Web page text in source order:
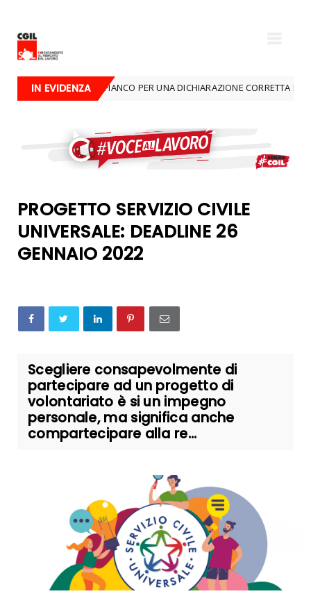
IN EVIDENZA
È AL TUO FIANCO PER UNA DICHIARAZIONE CORRETTA E SICURA
PROGETTO SERVIZIO CIVILE
UNIVERSALE: DEADLINE 26
GENNAIO 2022
Scegliere consapevolmente di
partecipare ad un progetto di
volontariato è si un impegno
personale, ma significa anche
compartecipare alla re...